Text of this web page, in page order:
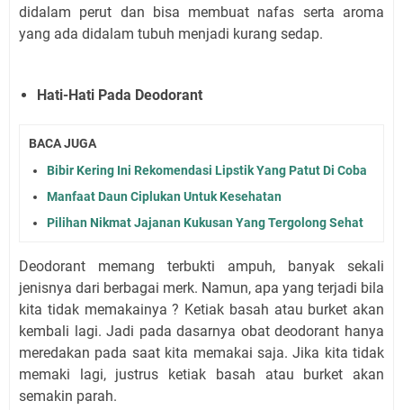
didalam perut dan bisa membuat nafas serta aroma
yang ada didalam tubuh menjadi kurang sedap.
Hati-Hati Pada Deodorant
BACA JUGA
Bibir Kering Ini Rekomendasi Lipstik Yang Patut Di Coba
Manfaat Daun Ciplukan Untuk Kesehatan
Pilihan Nikmat Jajanan Kukusan Yang Tergolong Sehat
Deodorant memang terbukti ampuh, banyak sekali
jenisnya dari berbagai merk. Namun, apa yang terjadi bila
kita tidak memakainya ? Ketiak basah atau burket akan
kembali lagi. Jadi pada dasarnya obat deodorant hanya
meredakan pada saat kita memakai saja. Jika kita tidak
memaki lagi, justrus ketiak basah atau burket akan
semakin parah.